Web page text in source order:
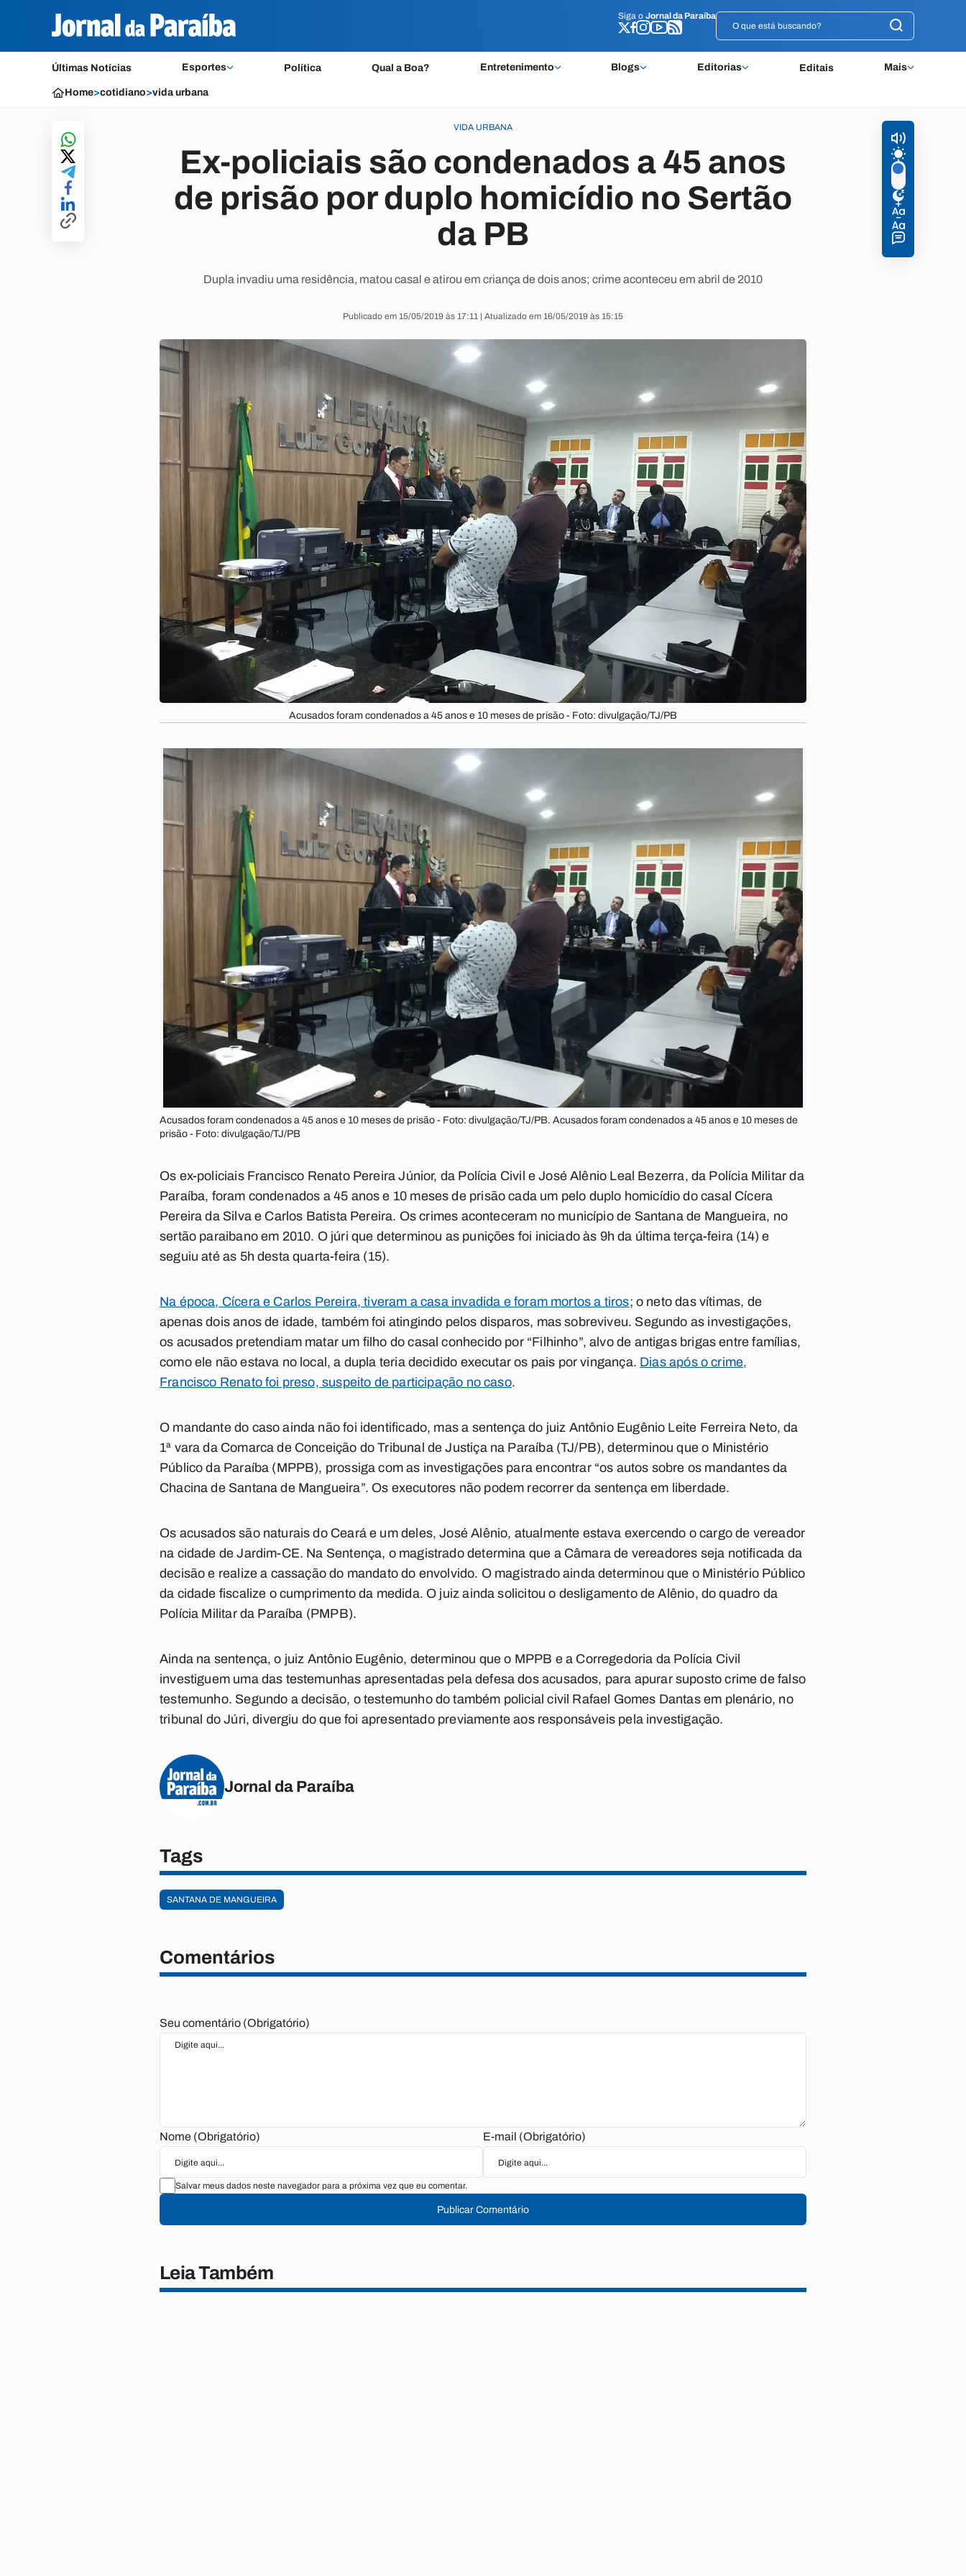
Siga o Jornal da Paraíba
Últimas Notícias Esportes Política Qual a Boa? Entretenimento Blogs Editorias Editais Mais
Siga o Jornal da Paraíba
Home>cotidiano>vida urbana
VIDA URBANA
Ex-policiais são condenados a 45 anos
de prisão por duplo homicídio no Sertão
da PB
Dupla invadiu uma residência, matou casal e atirou em criança de dois anos; crime aconteceu em abril de 2010
Publicado em 15/05/2019 às 17:11 | Atualizado em 16/05/2019 às 15:15
Acusados foram condenados a 45 anos e 10 meses de prisão - Foto: divulgação/TJ/PB
Acusados foram condenados a 45 anos e 10 meses de prisão - Foto: divulgação/TJ/PB. Acusados foram condenados a 45 anos e 10 meses de
prisão - Foto: divulgação/TJ/PB
Os ex-policiais Francisco Renato Pereira Júnior, da Polícia Civil e José Alênio Leal Bezerra, da Polícia Militar da
Paraíba, foram condenados a 45 anos e 10 meses de prisão cada um pelo duplo homicídio do casal Cícera
Pereira da Silva e Carlos Batista Pereira. Os crimes aconteceram no município de Santana de Mangueira, no
sertão paraibano em 2010. O júri que determinou as punições foi iniciado às 9h da última terça-feira (14) e
seguiu até as 5h desta quarta-feira (15).
Na época, Cícera e Carlos Pereira, tiveram a casa invadida e foram mortos a tiros; o neto das vítimas, de
apenas dois anos de idade, também foi atingindo pelos disparos, mas sobreviveu. Segundo as investigações,
os acusados pretendiam matar um filho do casal conhecido por “Filhinho”, alvo de antigas brigas entre famílias,
como ele não estava no local, a dupla teria decidido executar os pais por vingança. Dias após o crime,
Francisco Renato foi preso, suspeito de participação no caso.
O mandante do caso ainda não foi identificado, mas a sentença do juiz Antônio Eugênio Leite Ferreira Neto, da
1ª vara da Comarca de Conceição do Tribunal de Justiça na Paraíba (TJ/PB), determinou que o Ministério
Público da Paraíba (MPPB), prossiga com as investigações para encontrar “os autos sobre os mandantes da
Chacina de Santana de Mangueira”. Os executores não podem recorrer da sentença em liberdade.
Os acusados são naturais do Ceará e um deles, José Alênio, atualmente estava exercendo o cargo de vereador
na cidade de Jardim-CE. Na Sentença, o magistrado determina que a Câmara de vereadores seja notificada da
decisão e realize a cassação do mandato do envolvido. O magistrado ainda determinou que o Ministério Público
da cidade fiscalize o cumprimento da medida. O juiz ainda solicitou o desligamento de Alênio, do quadro da
Polícia Militar da Paraíba (PMPB).
Ainda na sentença, o juiz Antônio Eugênio, determinou que o MPPB e a Corregedoria da Polícia Civil
investiguem uma das testemunhas apresentadas pela defesa dos acusados, para apurar suposto crime de falso
testemunho. Segundo a decisão, o testemunho do também policial civil Rafael Gomes Dantas em plenário, no
tribunal do Júri, divergiu do que foi apresentado previamente aos responsáveis pela investigação.
Jornal da Paraíba
Tags
SANTANA DE MANGUEIRA
Comentários
Seu comentário (Obrigatório)
Nome (Obrigatório) E-mail (Obrigatório)
Salvar meus dados neste navegador para a próxima vez que eu comentar.
Publicar Comentário
Leia Também